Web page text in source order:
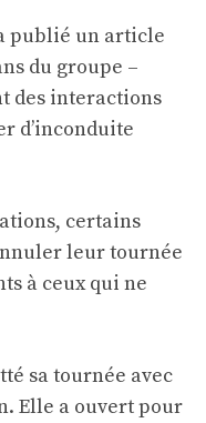
publié un article
du groupe –
des interactions
d’inconduite
certains
leur tournée
à ceux qui ne
sa tournée avec
Elle a ouvert pour